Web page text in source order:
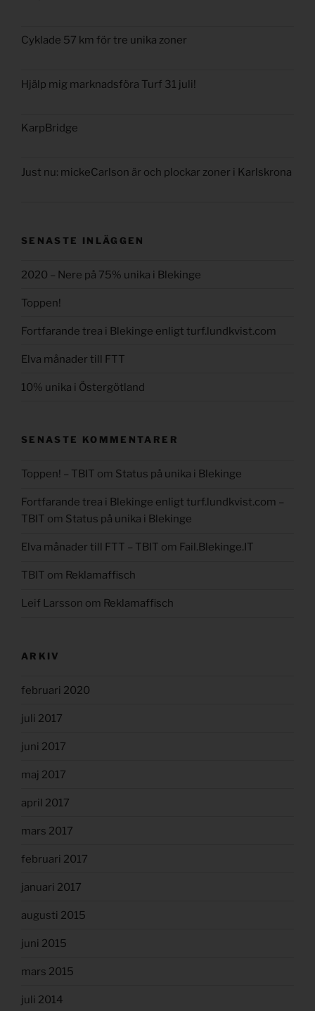
Cyklade 57 km för tre unika zoner
Hjälp mig marknadsföra Turf 31 juli!
KarpBridge
Just nu: mickeCarlson är och plockar zoner i Karlskrona
SENASTE INLÄGGEN
2020 – Nere på 75% unika i Blekinge
Toppen!
Fortfarande trea i Blekinge enligt turf.lundkvist.com
Elva månader till FTT
10% unika i Östergötland
SENASTE KOMMENTARER
Toppen! – TBIT om Status på unika i Blekinge
Fortfarande trea i Blekinge enligt turf.lundkvist.com –
TBIT om Status på unika i Blekinge
Elva månader till FTT – TBIT om Fail.Blekinge.IT
TBIT om Reklamaffisch
Leif Larsson om Reklamaffisch
ARKIV
februari 2020
juli 2017
juni 2017
maj 2017
april 2017
mars 2017
februari 2017
januari 2017
augusti 2015
juni 2015
mars 2015
juli 2014